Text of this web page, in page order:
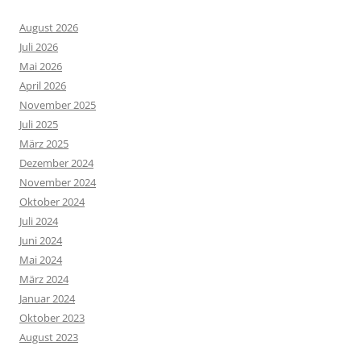
August 2026
Juli 2026
Mai 2026
April 2026
November 2025
Juli 2025
März 2025
Dezember 2024
November 2024
Oktober 2024
Juli 2024
Juni 2024
Mai 2024
März 2024
Januar 2024
Oktober 2023
August 2023